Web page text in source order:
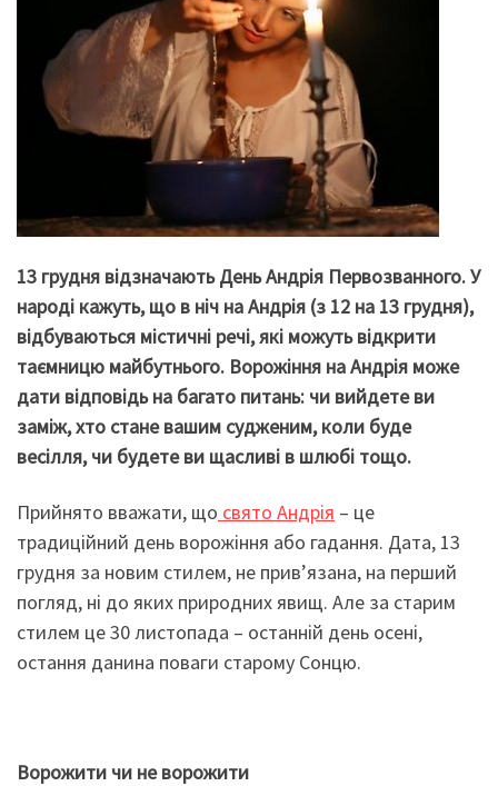
13 грудня відзначають День Андрія Первозванного. У
народі кажуть, що в ніч на Андрія (з 12 на 13 грудня),
відбуваються містичні речі, які можуть відкрити
таємницю майбутнього. Ворожіння на Андрія може
дати відповідь на багато питань: чи вийдете ви
заміж, хто стане вашим судженим, коли буде
весілля, чи будете ви щасливі в шлюбі тощо.
Прийнято вважати, що свято Андрія – це
традиційний день ворожіння або гадання. Дата, 13
грудня за новим стилем, не прив’язана, на перший
погляд, ні до яких природних явищ. Але за старим
стилем це 30 листопада – останній день осені,
остання данина поваги старому Сонцю.
Ворожити чи не ворожити